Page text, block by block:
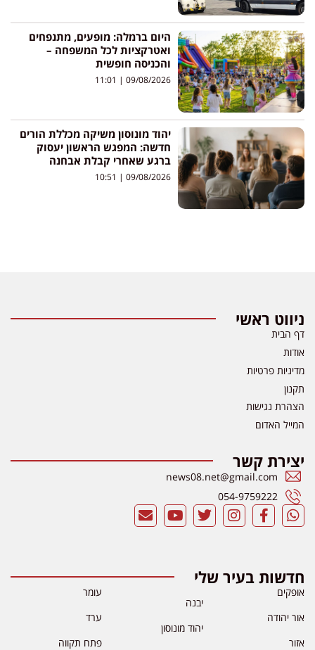
היום ברמלה: מופעים, מתנפחים
ואטרקציות לכל המשפחה –
והכניסה חופשית
09/08/2026
יהוד מונוסון משיקה מכללת הורים
חדשה: המפגש הראשון יעסוק
ברגע שאחרי קבלת אבחנה
09/08/2026
ניווט ראשי
דף הבית
אודות
מדיניות פרטיות
תקנון
הצהרת נגישות
המייל האדום
יצירת קשר
news08.net@gmail.com
054-9759222
חדשות בעיר שלי
אופקים
אור יהודה
אזור
יבנה
יהוד מונוסון
עומר
ערד
פתח תקווה